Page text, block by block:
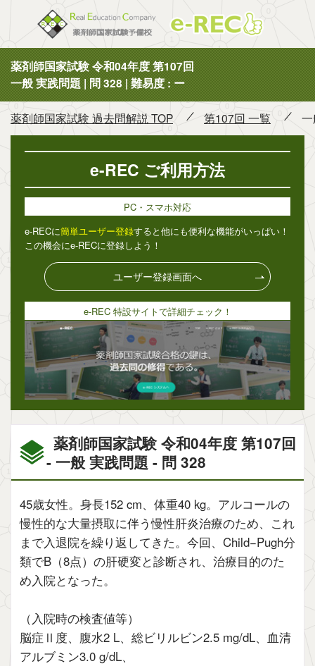
薬剤師国家試験 令和04年度 第107回
一般 実践問題 | 問 328 | 難易度 : ー
薬剤師国家試験 過去問解説 TOP 第107回 一覧
薬剤師国家試験 令和04年度 第107回
- 一般 実践問題 - 問 328
45歳女性。身長152 cm、体重40 kg。アルコールの
慢性的な大量摂取に伴う慢性肝炎治療のため、これ
まで入退院を繰り返してきた。今回、Child−Pugh分
類でB（8点）の肝硬変と診断され、治療目的のた
め入院となった。
（入院時の検査値等）
脳症Ⅱ度、腹水2 L、総ビリルビン2.5 mg/dL、血清
アルブミン3.0 g/dL、
e-REC ご利用方法
PC・スマホ対応
e-RECに簡単ユーザー登録すると他にも便利な機能がいっぱい！
この機会にe-RECに登録しよう！
ユーザー登録画面へ
e-REC 特設サイトで詳細チェック！